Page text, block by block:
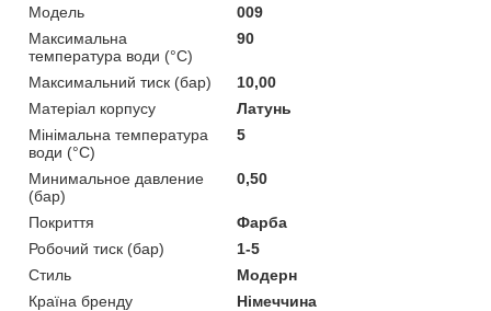
Мoдель
009
Максимальна
температура води (°C)
90
Максимальний тиск (бар)
10,00
Матеріал корпусу
Латунь
Мінімальна температура
води (°C)
5
Минимальное давление
(бар)
0,50
Покриття
Фарба
Робочий тиск (бар)
1-5
Стиль
Модерн
Країна бренду
Німеччина